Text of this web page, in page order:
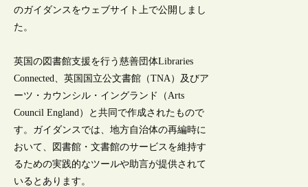
のガイダンスをウェブサイト上で公開しまし
た。
英国の図書館支援を行う慈善団体Libraries
Connected、英国国立公文書館（TNA）及びア
ーツ・カウンシル・イングランド（Arts
Council England）と共同で作成されたもので
す。ガイダンスでは、地方自治体の再編時に
おいて、図書館・文書館のサービスを維持す
るための実践的なツールや助言が提供されて
いるとあります。